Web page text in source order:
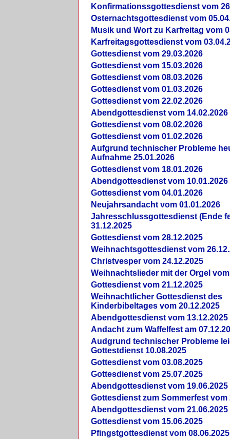
Konfirmationssgottesdienst vom
Osternachtsgottesdienst vom
Musik und Wort zu Karfreitag vom
Karfreitagsgottesdienst vom
Gottesdienst vom 29.03.2026
Gottesdienst vom 15.03.2026
Gottesdienst vom 08.03.2026
Gottesdienst vom 01.03.2026
Gottesdienst vom 22.02.2026
Abendgottesdienst vom 14.02.2026
Gottesdienst vom 08.02.2026
Gottesdienst vom 01.02.2026
Aufgrund technischer Probleme
Aufnahme 25.01.2026
Gottesdienst vom 18.01.2026
Abendgottesdienst vom 10.01.2026
Gottesdienst vom 04.01.2026
Neujahrsandacht vom 01.01.2026
Jahresschlussgottesdienst (Ende
31.12.2025
Gottesdienst vom 28.12.2025
Weihnachtsgottesdienst vom
Christvesper vom 24.12.2025
Weihnachtslieder mit der Orgel vom
Gottesdienst vom 21.12.2025
Weihnachtlicher Gottesdienst des
Kinderbibeltages vom 20.12.2025
Abendgottesdienst vom 13.12.2025
Andacht zum Waffelfest am
Audgrund technischer Probleme
Gottestdienst 10.08.2025
Gottesdienst vom 03.08.2025
Gottesdienst vom 25.07.2025
Abendgottesdienst vom 19.06.2025
Gottesdienst zum Sommerfest vom
Abendgottesdienst vom 21.06.2025
Gottesdienst vom 15.06.2025
Pfingstgottesdienst vom 08.06.2025